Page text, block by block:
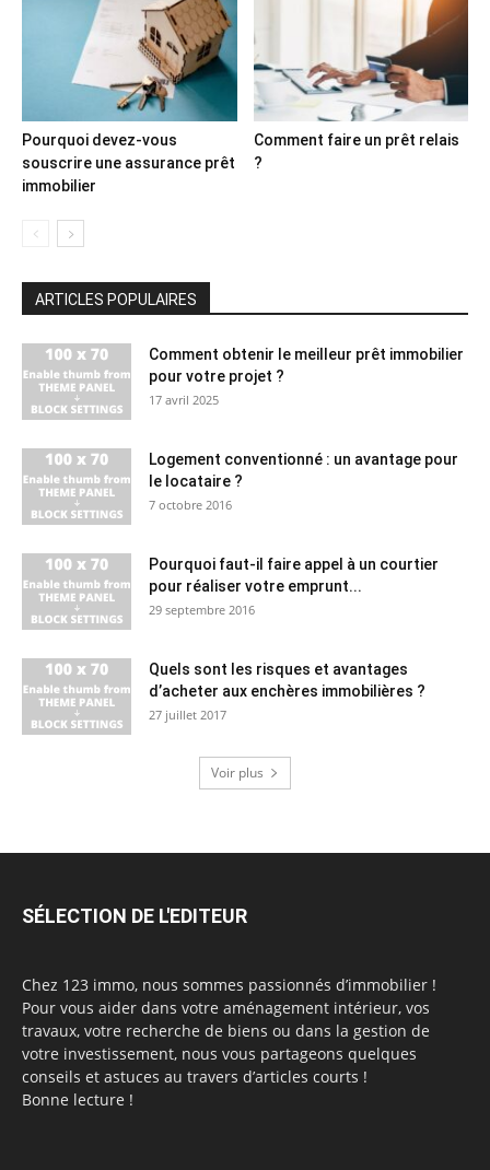
Pourquoi devez-vous
souscrire une assurance prêt
immobilier
Comment faire un prêt relais
?
ARTICLES POPULAIRES
Comment obtenir le meilleur prêt immobilier
pour votre projet ?
17 avril 2025
Logement conventionné : un avantage pour
le locataire ?
7 octobre 2016
Pourquoi faut-il faire appel à un courtier
pour réaliser votre emprunt...
29 septembre 2016
Quels sont les risques et avantages
d’acheter aux enchères immobilières ?
27 juillet 2017
Voir plus
SÉLECTION DE L'EDITEUR
Chez 123 immo, nous sommes passionnés d’immobilier !
Pour vous aider dans votre aménagement intérieur, vos
travaux, votre recherche de biens ou dans la gestion de
votre investissement, nous vous partageons quelques
conseils et astuces au travers d’articles courts !
Bonne lecture !